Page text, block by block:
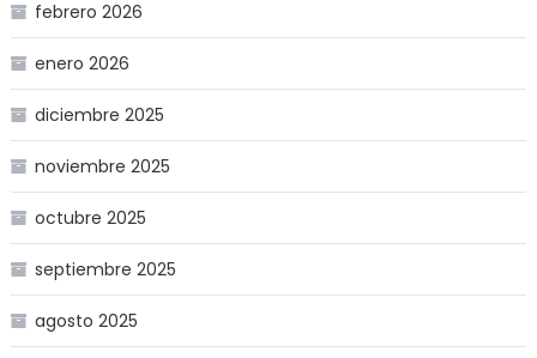
febrero 2026
enero 2026
diciembre 2025
noviembre 2025
octubre 2025
septiembre 2025
agosto 2025